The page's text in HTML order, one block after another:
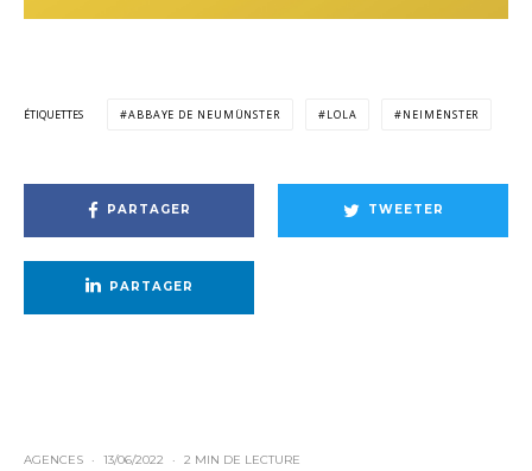
ÉTIQUETTES ABBAYE DE NEUMÜNSTER LOLA NEIMËNSTER
PARTAGER TWEETER
PARTAGER
AGENCES · 13/06/2022 · 2 MIN DE LECTURE